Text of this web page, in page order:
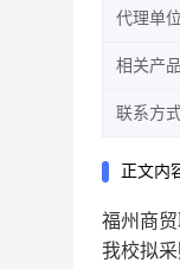
代理单位
相关产品
联系方
正文内
福州商
我校拟